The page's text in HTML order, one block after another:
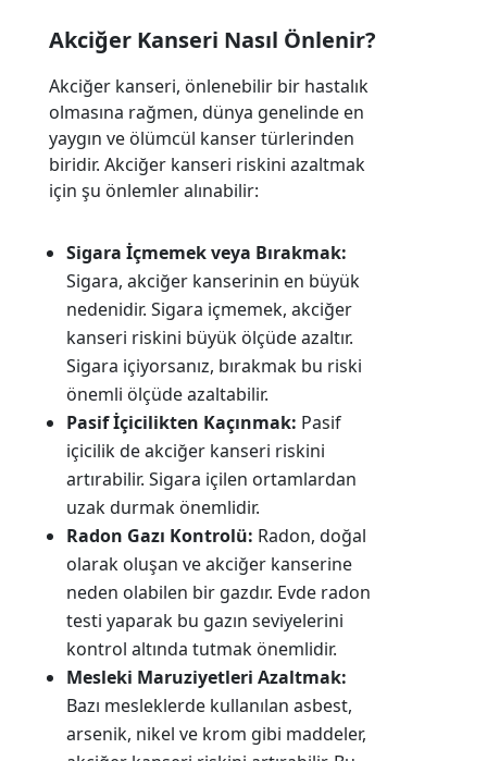
Akciğer Kanseri Nasıl Önlenir?
Akciğer kanseri, önlenebilir bir hastalık
olmasına rağmen, dünya genelinde en
yaygın ve ölümcül kanser türlerinden
biridir. Akciğer kanseri riskini azaltmak
için şu önlemler alınabilir:
Sigara İçmemek veya Bırakmak:
Sigara, akciğer kanserinin en büyük
nedenidir. Sigara içmemek, akciğer
kanseri riskini büyük ölçüde azaltır.
Sigara içiyorsanız, bırakmak bu riski
önemli ölçüde azaltabilir.
Pasif İçicilikten Kaçınmak: Pasif
içicilik de akciğer kanseri riskini
artırabilir. Sigara içilen ortamlardan
uzak durmak önemlidir.
Radon Gazı Kontrolü: Radon, doğal
olarak oluşan ve akciğer kanserine
neden olabilen bir gazdır. Evde radon
testi yaparak bu gazın seviyelerini
kontrol altında tutmak önemlidir.
Mesleki Maruziyetleri Azaltmak:
Bazı mesleklerde kullanılan asbest,
arsenik, nikel ve krom gibi maddeler,